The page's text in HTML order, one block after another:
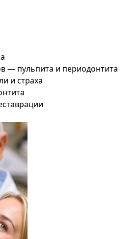
— пульпита и периодонтита
и страха